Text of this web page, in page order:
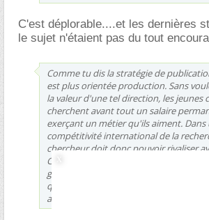
C'est déplorable....et les dernières
le sujet n'étaient pas du tout
Comme tu dis la stratégie de
est plus orientée production. Sans
la valeur d'une tel direction, les jeunes
cherchent avant tout un salaire
exerçant un métier qu'ils aiment.
compétitivité international de la
chercheur doit donc pouvoir rivaliser
CVs, difficile si on ne suit pas les même
gouvernement essaie de faire des
question est, sont-ils les bons ? Les
au bon endroit ?